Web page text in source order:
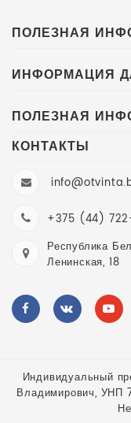
ПОЛЕЗНАЯ
ИНФОРМАЦИЯ
ПОЛЕЗНАЯ
КОНТАКТЫ
+375 (44)
Республика
Ленинская, 18
Индивидуальный
Владимирович, УНП